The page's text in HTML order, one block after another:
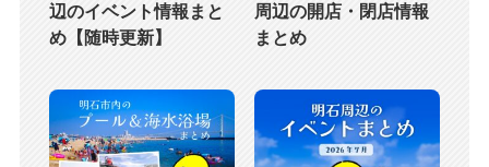
辺のイベント情報まと
め【随時更新】
周辺の開店・閉店情報
まとめ